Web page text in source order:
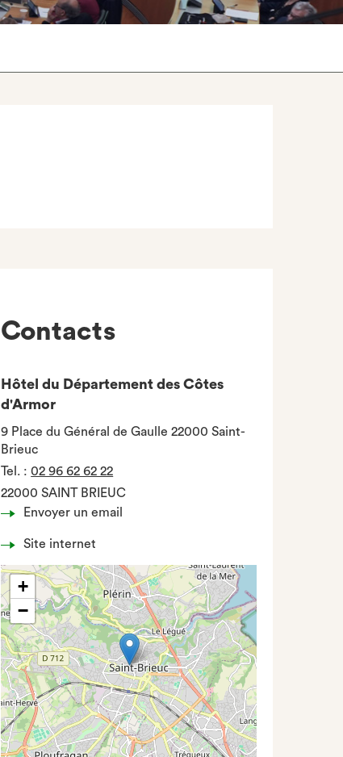
Contacts
Hôtel du Département des Côtes
d'Armor
9 Place du Général de Gaulle 22000 Saint-
Brieuc
Tel. :02 96 62 62 22
22000 SAINT BRIEUC
Envoyer un email
Site internet
+
−